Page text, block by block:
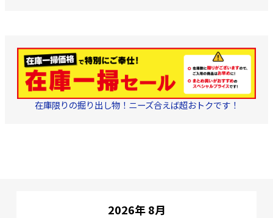
在庫限りの掘り出し物！ニーズ合えば超おトクです！
2026年 8月